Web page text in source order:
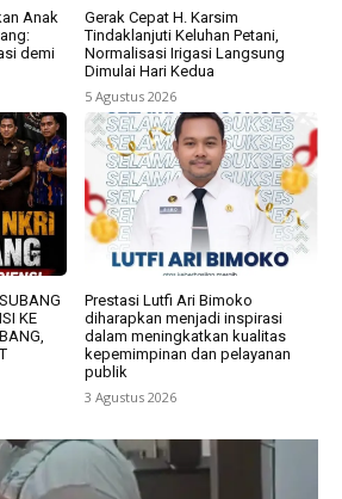
Anak
demi
Gerak Cepat H. Karsim
Tindaklanjuti Keluhan Petani,
Normalisasi Irigasi Langsung
Dimulai Hari Kedua
5 Agustus 2026
KE
Prestasi Lutfi Ari Bimoko
diharapkan menjadi inspirasi
dalam meningkatkan kualitas
kepemimpinan dan pelayanan
publik
3 Agustus 2026